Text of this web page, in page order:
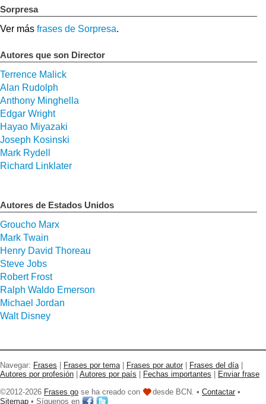
Sorpresa
Ver más frases de Sorpresa.
Autores que son Director
Terrence Malick
Alan Rudolph
Anthony Minghella
Edgar Wright
Hayao Miyazaki
Joseph Kosinski
Mark Rydell
Richard Linklater
Autores de Estados Unidos
Groucho Marx
Mark Twain
Henry David Thoreau
Steve Jobs
Robert Frost
Ralph Waldo Emerson
Michael Jordan
Walt Disney
Navegar: Frases Frases por tema| Frases por autor Frases del día|
Autores por profesión
Autores por país Fechas importantes
Enviar frase
©2012-2026 Frases go se ha creado con desde BCN. • Contactar •
Sitemap • Síguenos en